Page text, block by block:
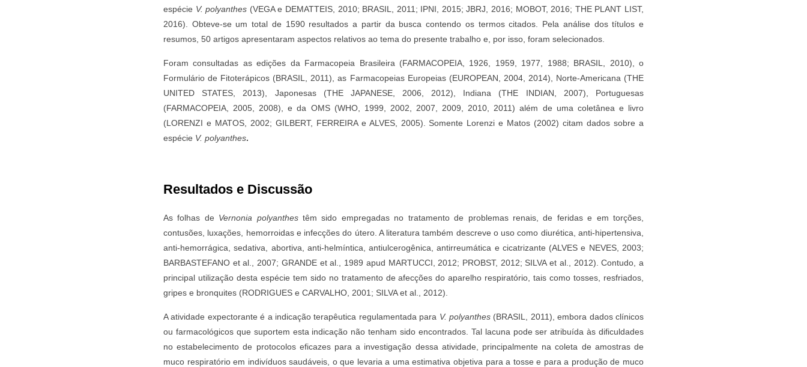
espécie V. polyanthes (VEGA e DEMATTEIS, 2010; BRASIL, 2011; IPNI, 2015; JBRJ, 2016; MOBOT, 2016; THE PLANT LIST,
2016). Obteve-se um total de 1590 resultados a partir da busca contendo os termos citados. Pela análise dos títulos e
resumos, 50 artigos apresentaram aspectos relativos ao tema do presente trabalho e, por isso, foram selecionados.
Foram consultadas as edições da Farmacopeia Brasileira (FARMACOPEIA, 1926, 1959, 1977, 1988; BRASIL, 2010), o
Formulário de Fitoterápicos (BRASIL, 2011), as Farmacopeias Europeias (EUROPEAN, 2004, 2014), Norte-Americana (THE
UNITED STATES, 2013), Japonesas (THE JAPANESE, 2006, 2012), Indiana (THE INDIAN, 2007), Portuguesas
(FARMACOPEIA, 2005, 2008), e da OMS (WHO, 1999, 2002, 2007, 2009, 2010, 2011) além de uma coletânea e livro
(LORENZI e MATOS, 2002; GILBERT, FERREIRA e ALVES, 2005). Somente Lorenzi e Matos (2002) citam dados sobre a
espécie V. polyanthes.
Resultados e Discussão
As folhas de Vernonia polyanthestêm sido empregadas no tratamento de problemas renais, de feridas e em torções,
contusões, luxações, hemorroidas e infecções do útero. A literatura também descreve o uso como diurética, anti-hipertensiva,
anti-hemorrágica, sedativa, abortiva, anti-helmíntica, antiulcerogênica, antirreumática e cicatrizante (ALVES e NEVES, 2003;
BARBASTEFANO et al., 2007; GRANDE et al., 1989 apud MARTUCCI, 2012; PROBST, 2012; SILVA et al., 2012). Contudo, a
principal utilização desta espécie tem sido no tratamento de afecções do aparelho respiratório, tais como tosses, resfriados,
gripes e bronquites (RODRIGUES e CARVALHO, 2001; SILVA et al., 2012).
A atividade expectorante é a indicação terapêutica regulamentada para V. polyanthes (BRASIL, 2011), embora dados clínicos
ou farmacológicos que suportem esta indicação não tenham sido encontrados. Tal lacuna pode ser atribuída às dificuldades
no estabelecimento de protocolos eficazes para a investigação dessa atividade, principalmente na coleta de amostras de
muco respiratório em indivíduos saudáveis, o que levaria a uma estimativa objetiva para a tosse e para a produção de muco